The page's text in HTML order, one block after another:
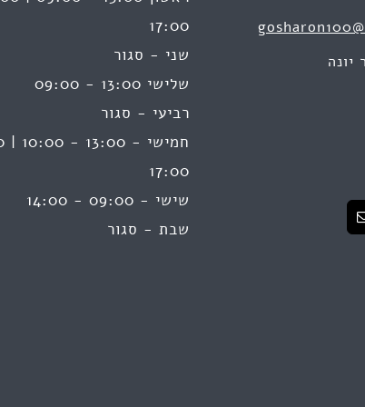
17:00
שני - סגור
שלישי 13:00 - 09:00
רביעי - סגור
17:00
שישי - 09:00 - 14:00
שבת - סגור